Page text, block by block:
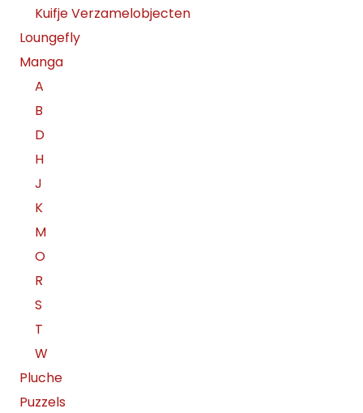
Kuifje Verzamelobjecten
Loungefly
Manga
A
B
D
H
J
K
M
O
R
S
T
W
Pluche
Puzzels